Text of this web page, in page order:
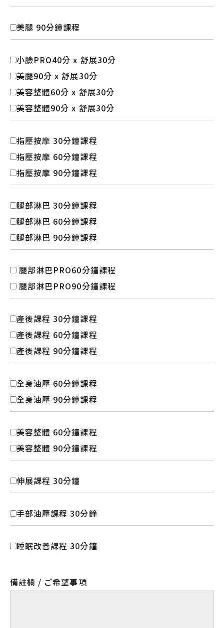
美腿 90分鐘課程
小臉PRO40分 x 舒展30分
美腿90分 x 舒展30分
美容整體60分 x 舒展30分
美容整體90分 x 舒展30分
指壓按摩 30分鐘課程
指壓按摩 60分鐘課程
指壓按摩 90分鐘課程
腿部淋巴 30分鐘課程
腿部淋巴 60分鐘課程
腿部淋巴 90分鐘課程
腿部淋巴PRO60分鐘課程
腿部淋巴PRO90分鐘課程
產後課程 30分鐘課程
產後課程 60分鐘課程
產後課程 90分鐘課程
全身油壓 60分鐘課程
全身油壓 90分鐘課程
美容整體 60分鐘課程
美容整體 90分鐘課程
伸展課程 30分鐘
手部油壓課程 30分鐘
睡眠改善課程 30分鐘
備註欄 / ご希望事項